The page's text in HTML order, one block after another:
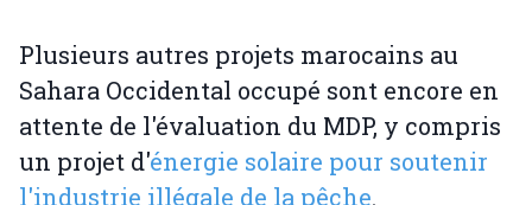
Plusieurs autres projets marocains au
Sahara Occidental occupé sont encore en
attente de l'évaluation du MDP, y compris
un projet d'énergie solaire pour soutenir
l'industrie illégale de la pêche.